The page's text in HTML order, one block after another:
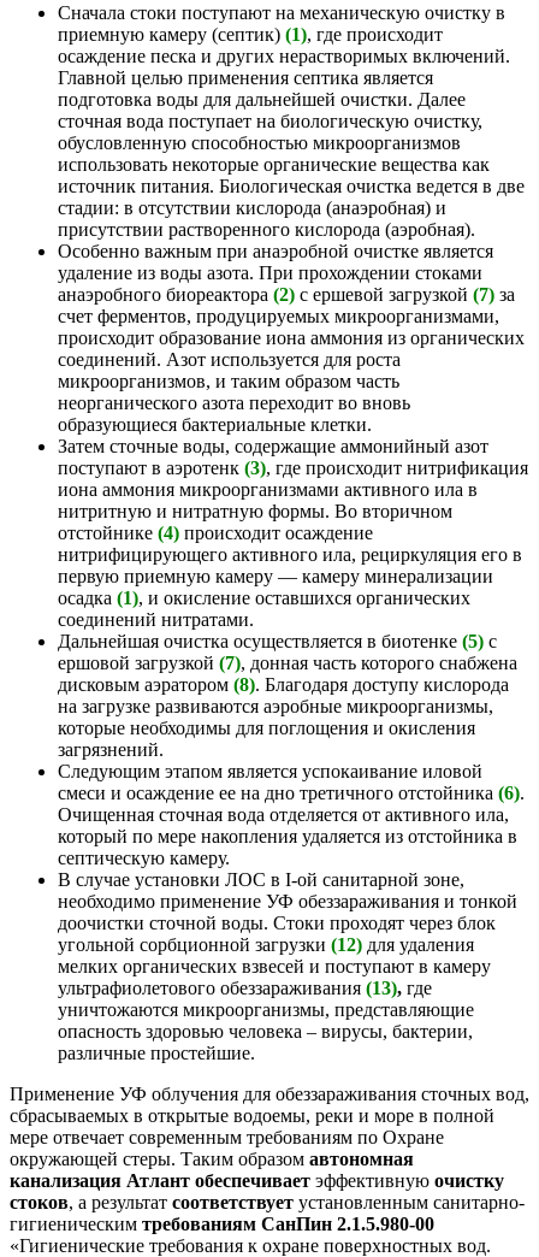
Сначала стоки поступают на механическую очистку в
приемную камеру (септик) (1), где происходит
осаждение песка и других нерастворимых включений.
Главной целью применения септика является
подготовка воды для дальнейшей очистки. Далее
сточная вода поступает на биологическую очистку,
обусловленную способностью микроорганизмов
использовать некоторые органические вещества как
источник питания. Биологическая очистка ведется в две
стадии: в отсутствии кислорода (анаэробная) и
присутствии растворенного кислорода (аэробная).
Особенно важным при анаэробной очистке является
удаление из воды азота. При прохождении стоками
анаэробного биореактора (2) с ершевой загрузкой (7) за
счет ферментов, продуцируемых микроорганизмами,
происходит образование иона аммония из органических
соединений. Азот используется для роста
микроорганизмов, и таким образом часть
неорганического азота переходит во вновь
образующиеся бактериальные клетки.
Затем сточные воды, содержащие аммонийный азот
поступают в аэротенк (3), где происходит нитрификация
иона аммония микроорганизмами активного ила в
нитритную и нитратную формы. Во вторичном
отстойнике (4) происходит осаждение
нитрифицирующего активного ила, рециркуляция его в
первую приемную камеру — камеру минерализации
осадка (1), и окисление оставшихся органических
соединений нитратами.
Дальнейшая очистка осуществляется в биотенке (5) с
ершовой загрузкой (7), донная часть которого снабжена
дисковым аэратором (8). Благодаря доступу кислорода
на загрузке развиваются аэробные микроорганизмы,
которые необходимы для поглощения и окисления
загрязнений.
Следующим этапом является успокаивание иловой
смеси и осаждение ее на дно третичного отстойника (6).
Очищенная сточная вода отделяется от активного ила,
который по мере накопления удаляется из отстойника в
септическую камеру.
В случае установки ЛОС в I-ой санитарной зоне,
необходимо применение УФ обеззараживания и тонкой
доочистки сточной воды. Стоки проходят через блок
угольной сорбционной загрузки (12) для удаления
мелких органических взвесей и поступают в камеру
ультрафиолетового обеззараживания (13), где
уничтожаются микроорганизмы, представляющие
опасность здоровью человека – вирусы, бактерии,
различные простейшие.
Применение УФ облучения для обеззараживания сточных вод,
сбрасываемых в открытые водоемы, реки и море в полной
мере отвечает современным требованиям по Охране
окружающей стеры. Таким образом автономная
канализация Атлант обеспечивает эффективную очистку
стоков, а результат соответствует установленным санитарно-
гигиеническим требованиям СанПин 2.1.5.980-00
«Гигиенические требования к охране поверхностных вод.